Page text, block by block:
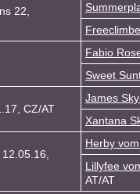
22,
Fabio
Sweet
CZ/AT
James
Xantana
Herby
Lillyfee
AT/AT